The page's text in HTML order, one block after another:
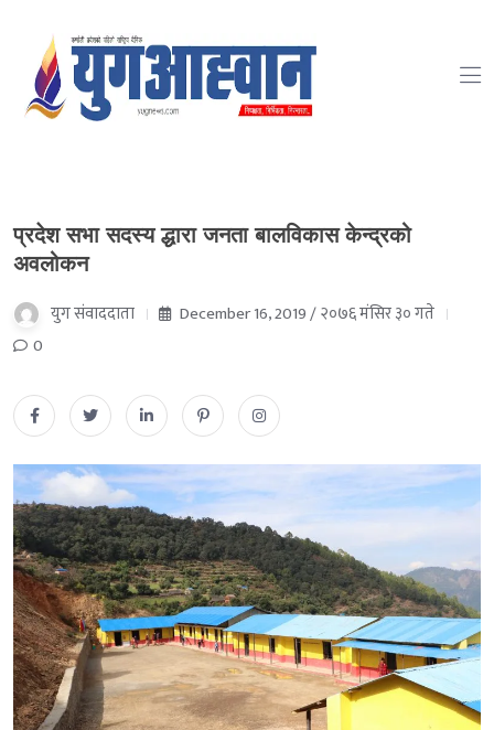
प्रदेश सभा सदस्य द्धारा जनता बालविकास केन्द्रको
अवलोकन
युग संवाददाता
December 16, 2019 / २०७६ मंसिर ३० गते
0